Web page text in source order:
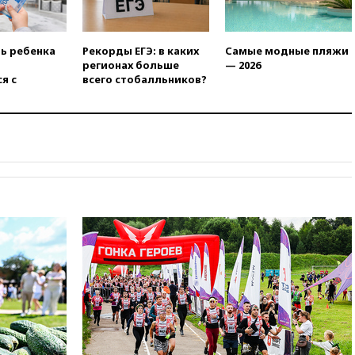
Европы в прыжках с 10-
метровой вышки
вчера, 21:10РФ не получала
обращений о прекращении
концессии строительства ж/д
вчера, 21:00В России вновь
вчера, 20:35ПВО за день
сбила еще 281 украинский
беспилотник над Россией
вчера, 20:27 Ямпольская
призвала оптимизировать
олимпиады для поступления в
вузы
ребенка
с
Рекорды ЕГЭ: в каких
регионах больше
всего стобалльников?
Самые модные пляжи
— 2026